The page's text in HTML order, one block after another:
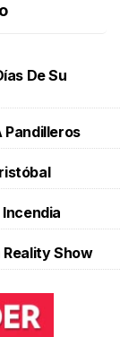
De Su
Pandilleros
Reality Show